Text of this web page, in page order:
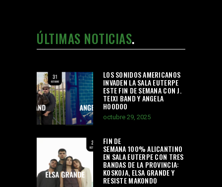
ÚLTIMAS NOTICIAS
LOS SONIDOS AMERICANOS
INVADEN LA SALA EUTERPE
ESTE FIN DE SEMANA CON J.
TEIXI BAND Y ANGELA
HOODOO
octubre 29, 2025
FIN DE
SEMANA 100% ALICANTINO
EN SALA EUTERPE CON TRES
BANDAS DE LA PROVINCIA:
KOSKOJA, ELSA GRANDE Y
RESISTE MAKONDO